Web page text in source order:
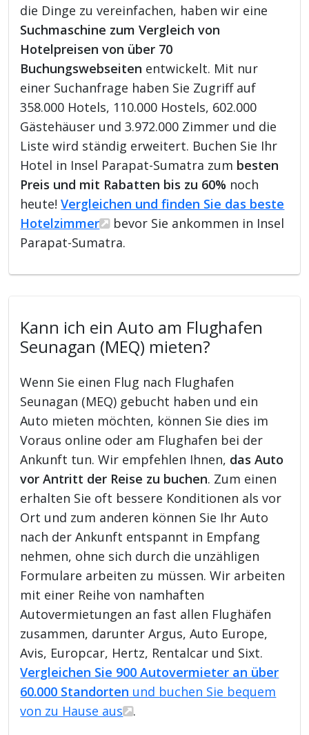
die Dinge zu vereinfachen, haben wir eine
Suchmaschine zum Vergleich von
Hotelpreisen von über 70
Buchungswebseiten entwickelt. Mit nur
einer Suchanfrage haben Sie Zugriff auf
358.000 Hotels, 110.000 Hostels, 602.000
Gästehäuser und 3.972.000 Zimmer und die
Liste wird ständig erweitert. Buchen Sie Ihr
Hotel in Insel Parapat-Sumatra zum besten
Preis und mit Rabatten bis zu 60% noch
heute!Vergleichen und finden Sie das beste
Hotelzimmer
bevor Sie ankommen in Insel
Parapat-Sumatra.
Kann ich ein Auto am Flughafen
Seunagan (MEQ) mieten?
Wenn Sie einen Flug nach Flughafen
Seunagan (MEQ) gebucht haben und ein
Auto mieten möchten, können Sie dies im
Voraus online oder am Flughafen bei der
Ankunft tun. Wir empfehlen Ihnen, das Auto
vor Antritt der Reise zu buchen. Zum einen
erhalten Sie oft bessere Konditionen als vor
Ort und zum anderen können Sie Ihr Auto
nach der Ankunft entspannt in Empfang
nehmen, ohne sich durch die unzähligen
Formulare arbeiten zu müssen. Wir arbeiten
mit einer Reihe von namhaften
Autovermietungen an fast allen Flughäfen
zusammen, darunter Argus, Auto Europe,
Avis, Europcar, Hertz, Rentalcar und Sixt.
Vergleichen Sie 900 Autovermieter an über
60.000 Standorten und buchen Sie bequem
von zu Hause aus
.